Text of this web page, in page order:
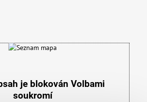
je blokován Volbami
soukromí